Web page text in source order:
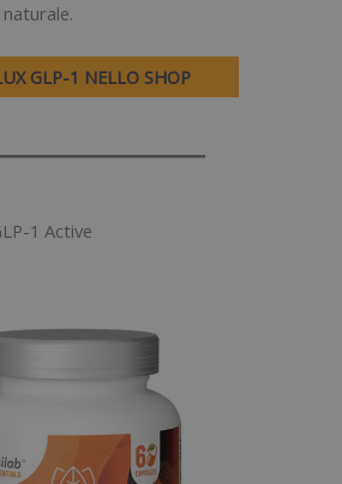
GLP-1 NELLO SHOP
1 Active